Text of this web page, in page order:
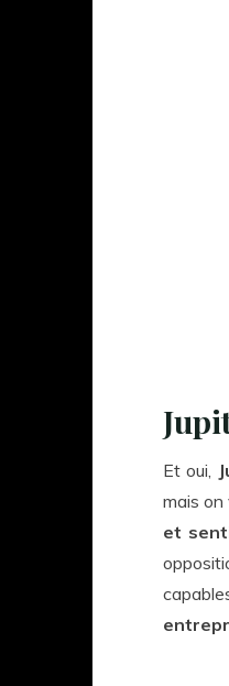
Et oui,
mais on
et